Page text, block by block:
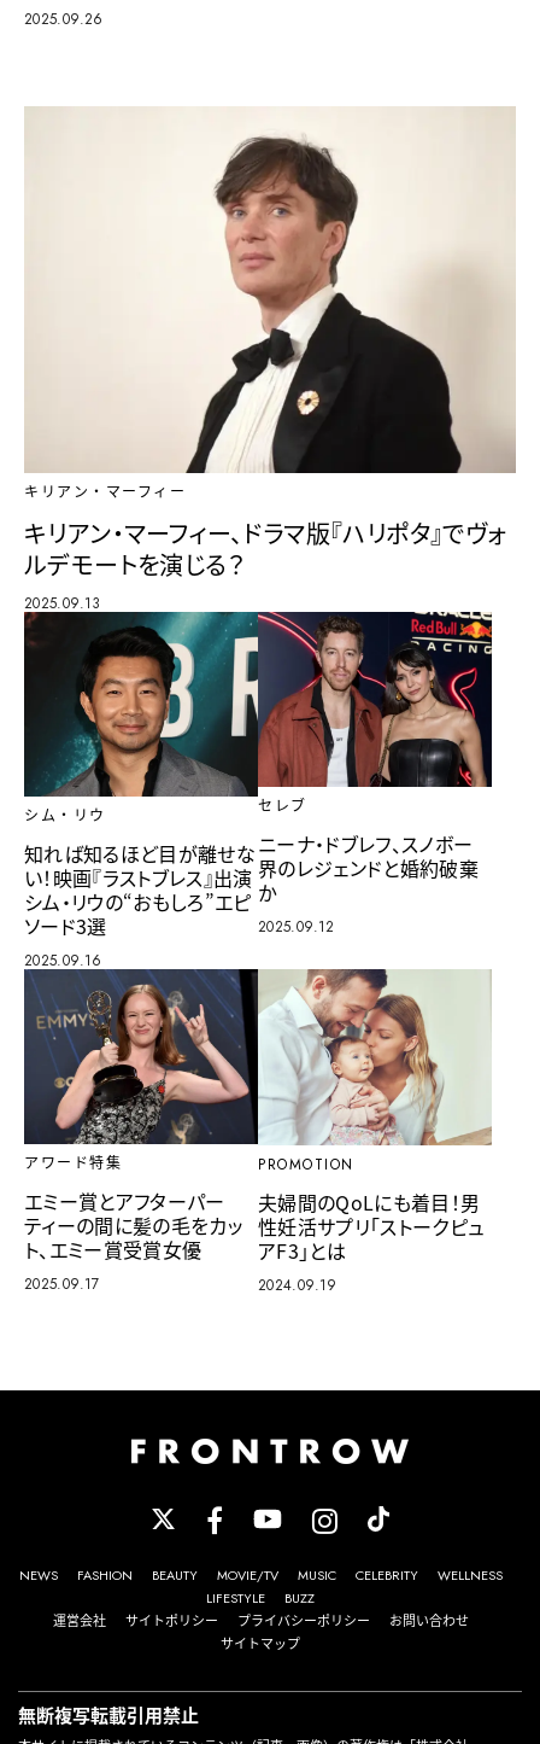
2025.09.26
キリアン・マーフィー
キリアン・マーフィー、ドラマ版『ハリポタ』でヴォ
ルデモートを演じる？
2025.09.13
シム・リウ
知れば知るほど目が離せな
い！映画『ラストブレス』出演
シム・リウの“おもしろ”エピ
ソード3選
2025.09.16
セレブ
ニーナ・ドブレフ、スノボー
界のレジェンドと婚約破棄
か
2025.09.12
アワード特集
エミー賞とアフターパー
ティーの間に髪の毛をカッ
ト、エミー賞受賞女優
2025.09.17
PROMOTION
夫婦間のQoLにも着目！男
性妊活サプリ「ストークピュ
アF3」とは
2024.09.19
NEWS FASHION BEAUTY MOVIE/TV MUSIC CELEBRITY
WELLNESS
LIFESTYLE
BUZZ
運営会社
サイトポリシー プライバシーポリシー
お問い合わせ
サイトマップ
無断複写転載引用禁止